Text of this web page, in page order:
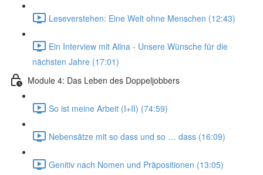
Leseverstehen: Eine Welt ohne Menschen (12:43)
Ein Interview mit Alina - Unsere Wünsche für die
nächsten Jahre (17:01)
Module 4: Das Leben des Doppeljobbers
So ist meine Arbeit (I+II) (74:59)
Nebensätze mit so dass und so … dass (16:09)
Genitiv nach Nomen und Präpositionen (13:05)